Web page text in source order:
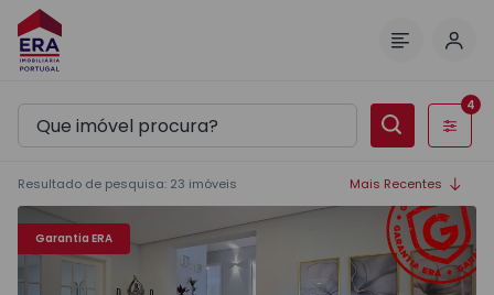
Filtros
4
Resultado de pesquisa: 23 imóveis Mais Recentes
Garantia ERA
- 38
Moradia Isolada T3 com Terreno Guarda, Alfarazes -